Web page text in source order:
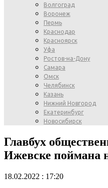
Волгоград
Воронеж
Пермь
Краснодар
Красноярск
Уфа
Ростов-на-Дону
Самара
Омск
Челябинск
Казань
Нижний Новгород
Екатеринбург
Новосибирск
Главбух
Ижевске поймана
18.02.2022 : 17:20